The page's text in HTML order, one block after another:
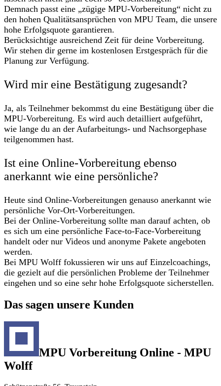
Demnach passt eine „zügige MPU-Vorbereitung“ nicht zu
den hohen Qualitätsansprüchen von MPU Team, die unsere
hohe Erfolgsquote garantieren.
Berücksichtige ausreichend Zeit für deine Vorbereitung.
Wir stehen dir gerne im kostenlosen Erstgespräch für die
Planung zur Verfügung.
Wird mir eine Bestätigung zugesandt?
Ja, als Teilnehmer bekommst du eine Bestätigung über die
MPU-Vorbereitung. Es wird auch detailliert aufgeführt,
wie lange du an der Aufarbeitungs- und Nachsorgephase
teilgenommen hast.
Ist eine Online-Vorbereitung ebenso
anerkannt wie eine persönliche?
Heute sind Online-Vorbereitungen genauso anerkannt wie
persönliche Vor-Ort-Vorbereitungen.
Bei der Online-Vorbereitung sollte man darauf achten, ob
es sich um eine persönliche Face-to-Face-Vorbereitung
handelt oder nur Videos und anonyme Pakete angeboten
werden.
Bei MPU Wolff fokussieren wir uns auf Einzelcoachings,
die gezielt auf die persönlichen Probleme der Teilnehmer
eingehen und so eine sehr hohe Erfolgsquote sicherstellen.
Das sagen unsere Kunden
MPU Vorbereitung Online - MPU
Wolff